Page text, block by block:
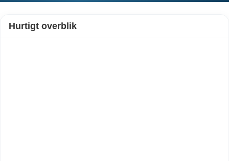
Hurtigt overblik